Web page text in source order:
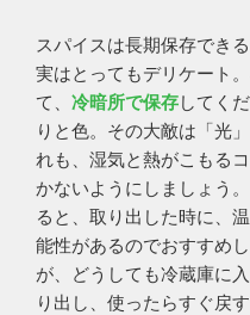
スパイスは長期保存でき
実はとってもデリケート
て、 冷暗所で保存してく
りと色。その大敵は「光
れも、湿気と熱がこもる
かないようにしましょう
ると、取り出した時に、
能性があるのでおすすめ
が、どうしても冷蔵庫に
り出し、使ったらすぐ戻